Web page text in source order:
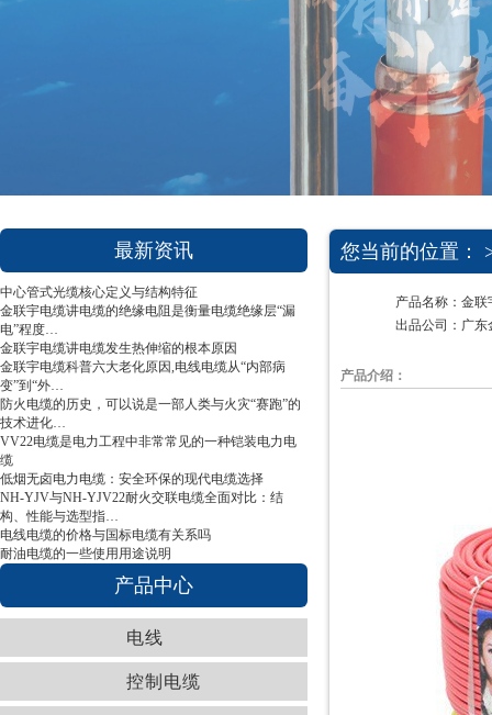
最新资讯
中心管式光缆核心定义与结构特征
金联宇电缆讲电缆的绝缘电阻是衡量电缆绝缘层“漏
电”程度…
金联宇电缆讲电缆发生热伸缩的根本原因
金联宇电缆科普六大老化原因,电线电缆从“内部病
变”到“外…
防火电缆的历史，可以说是一部人类与火灾“赛跑”的
技术进化…
VV22电缆是电力工程中非常常见的一种铠装电力电
缆
低烟无卤电力电缆：安全环保的现代电缆选择
NH-YJV与NH-YJV22耐火交联电缆全面对比：结
构、性能与选型指…
电线电缆的价格与国标电缆有关系吗
耐油电缆的一些使用用途说明
产品中心
电线
控制电缆
您当前的位置：
产品名称：金
出品公司：广东
产品介绍：